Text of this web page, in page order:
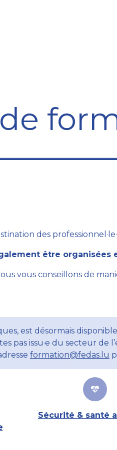
des
être organisées
vous conseillons de
est désormais
pas issu·e du secteur de
formation@fedas.lu
Sécurité & santé